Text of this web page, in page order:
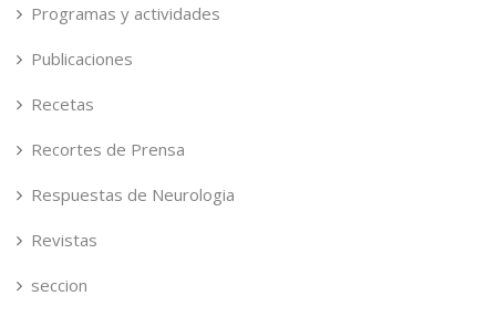
Programas y actividades
Publicaciones
Recetas
Recortes de Prensa
Respuestas de Neurologia
Revistas
seccion